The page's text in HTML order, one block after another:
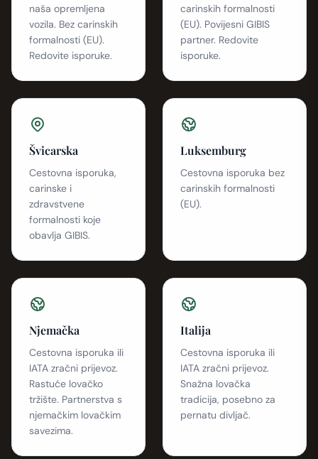
naša opremljena
vozila. Bez carinskih
formalnosti (EU).
Redovite isporuke.
carinskih formalnosti
(EU). Povijesni GIBIS
partner. Redovite
isporuke.
Švicarska
Cestovna isporuka,
carinske i
zdravstvene
formalnosti koje
obavlja GIBIS.
Luksemburg
Cestovna isporuka bez
carinskih formalnosti
(EU).
Njemačka
Cestovna isporuka ili
IATA zračni prijevoz.
Rastuće lovačko
tržište. Partnerstva s
njemačkim lovačkim
savezima.
Italija
Cestovna isporuka ili
IATA zračni prijevoz.
Snažna lovačka
tradicija, posebno za
pernatu divljač.